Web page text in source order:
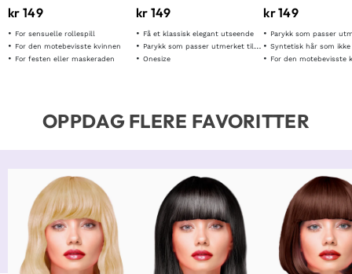
kr 149
For sensuelle rollespill
For den motebevisste kvinnen
For festen eller maskeraden
kr 149
Få et klassisk elegant utseende
Parykk som passer utmerket til ulike formål
Onesize
kr149
Parykk som passer utmerket til
Syntetisk hår som ikke
For den motebevisste
OPPDAG FLERE FAVORITTER